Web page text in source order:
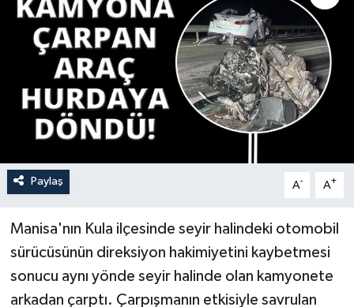
Paylaş A- A+
Manisa'nın Kula ilçesinde seyir halindeki otomobil
sürücüsünün direksiyon hakimiyetini kaybetmesi
sonucu aynı yönde seyir halinde olan kamyonete
arkadan çarptı. Çarpışmanın etkisiyle savrulan